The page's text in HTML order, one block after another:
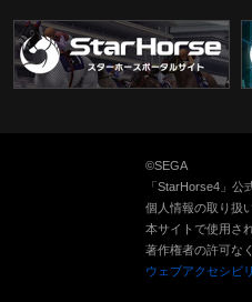
©SEGA
「StarHorse4」
個人情報の取り扱
本サイトで使用さ
著作権者の許可な
ウェブアクセシビ